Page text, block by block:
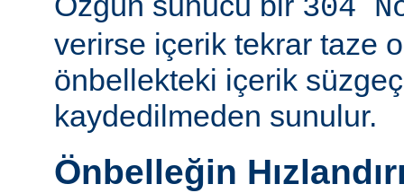
304
verirse içerik tekrar taze
önbellekteki içerik
kaydedilmeden sunulur.
Önbelleğin